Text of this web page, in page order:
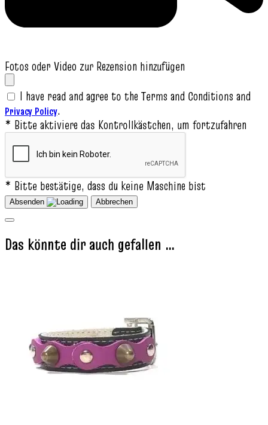
Fotos oder Video zur Rezension hinzufügen
I have read and agree to the Terms and Conditions and
Privacy Policy.
* Bitte aktiviere das Kontrollkästchen, um fortzufahren
* Bitte bestätige, dass du keine Maschine bist
Absenden Abbrechen
Das könnte dir auch gefallen …